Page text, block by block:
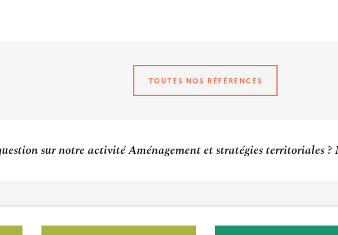
TOUTES NOS RÉFÉRENCES
sur notre activité Aménagement et stratégies territoriales